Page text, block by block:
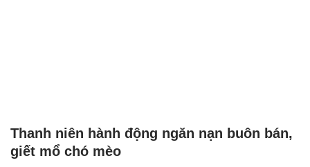
Thanh niên hành động ngăn nạn buôn bán,
giết mổ chó mèo